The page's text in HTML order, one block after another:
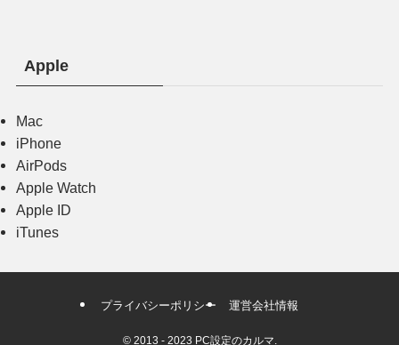
Apple
Mac
iPhone
AirPods
Apple Watch
Apple ID
iTunes
プライバシーポリシー 運営会社情報
©2013 - 2023 PC設定のカルマ.